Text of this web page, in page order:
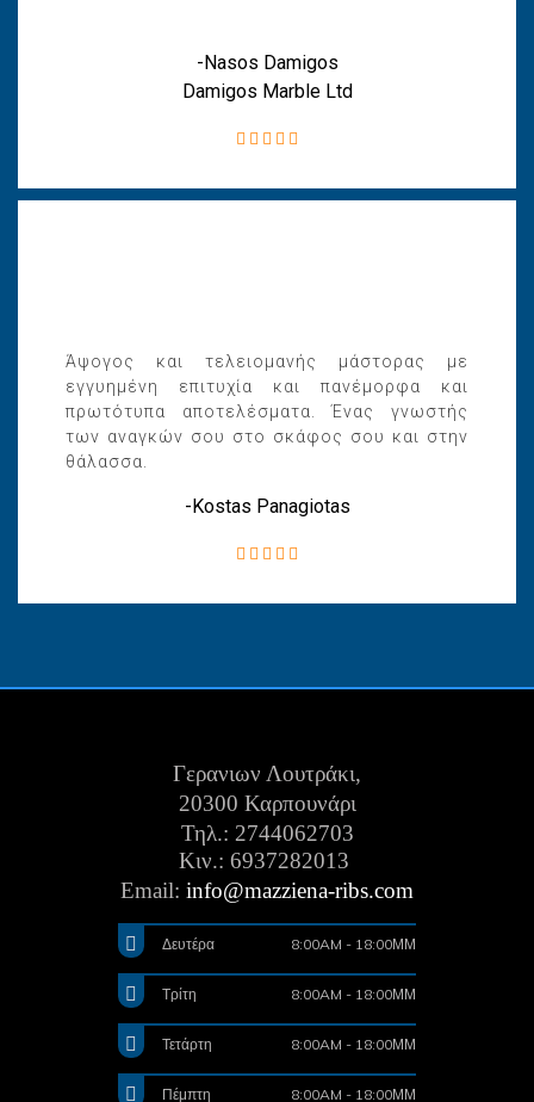
-Nasos Damigos
Damigos Marble Ltd
Άψογος και τελειομανής μάστορας με
εγγυημένη επιτυχία και πανέμορφα και
πρωτότυπα αποτελέσματα. Ένας γνωστής
των αναγκών σου στο σκάφος σου και στην
θάλασσα.
-Kostas Panagiotas
Γερανιων Λουτράκι,
20300 Καρπουνάρι
Τηλ.: 2744062703
Κιν.: 6937282013
Email: info@mazziena-ribs.com
Δευτέρα 8:00AM - 18:00ΜΜ
Τρίτη 8:00AM - 18:00ΜΜ
Τετάρτη 8:00AM - 18:00ΜΜ
Πέμπτη 8:00AM - 18:00ΜΜ